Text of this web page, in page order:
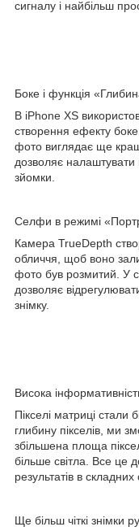
сигналу і найбільш
Боке і функція
В iPhone XS
створення ефекту
фото виглядає ще
дозволяє налаштувати
зйомки.
Селфи в режимі
Камера TrueDepth
обличчя, щоб воно
фото був розмитий. У
дозволяє
знімку.
Висока
Пікселі матриці стали
глибину пікселів, ми
збільшена площа
більше світла. Все це
результатів в складних
Ще більш чіткі знімки